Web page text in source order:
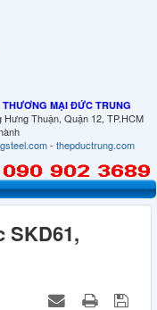
MẠI ĐỨC TRUNG
Thuận, Quận 12, TP.HCM
- thepductrung.com
SKD61,